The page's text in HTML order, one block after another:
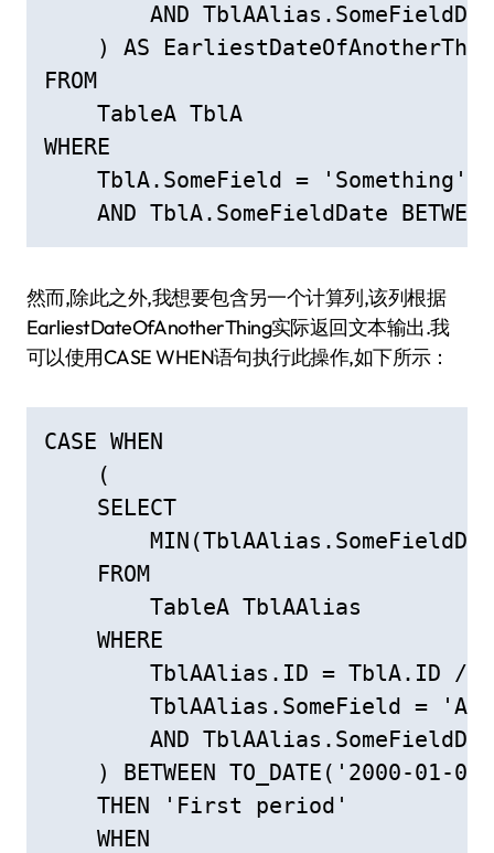
AND
) AS
FROM
    TableA TblA
WHERE
    TblA.SomeField = 'Something'
AND TblA.SomeFieldDate
然而,除此之外,我想要包含另一个计算列,该列根据
EarliestDateOfAnotherThing实际返回文本输出.我
可以使用CASE WHEN语句执行此操作,如下所示：
CASE WHEN
    (
    SELECT
    FROM
        TableA TblAAlias
    WHERE
TblAAlias.ID = TblA.ID /
TblAAlias.SomeField =
AND
) BETWEEN TO_DATE('2000-01-
    THEN 'First period'
    WHEN